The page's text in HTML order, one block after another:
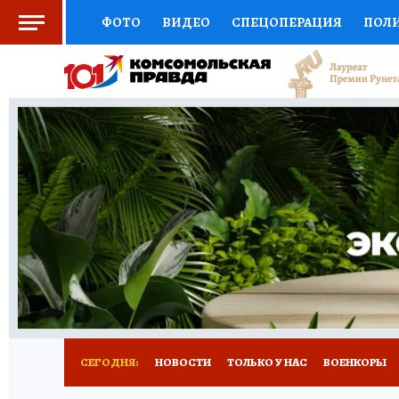
ФОТО ВИДЕО СПЕЦОПЕРАЦИЯ
СОЦПОДДЕРЖКА НАУКА СПЕЦПРОЕКТЫ
НАЦИОНАЛЬНЫЕ ПРОЕКТЫ РОССИИ
ЖЕНСКИЕ СЕКРЕТЫ ПУТЕВОДИТЕЛЬ
ДЕФИЦИТ ЖЕЛЕЗА ПРЕСС-ЦЕНТР
РЕКЛАМА ТЕСТЫ НОВОЕ НА САЙТЕ
СЕГОДНЯ: НОВОСТИ ТОЛЬКО У НАС ВОЕНКОРЫ